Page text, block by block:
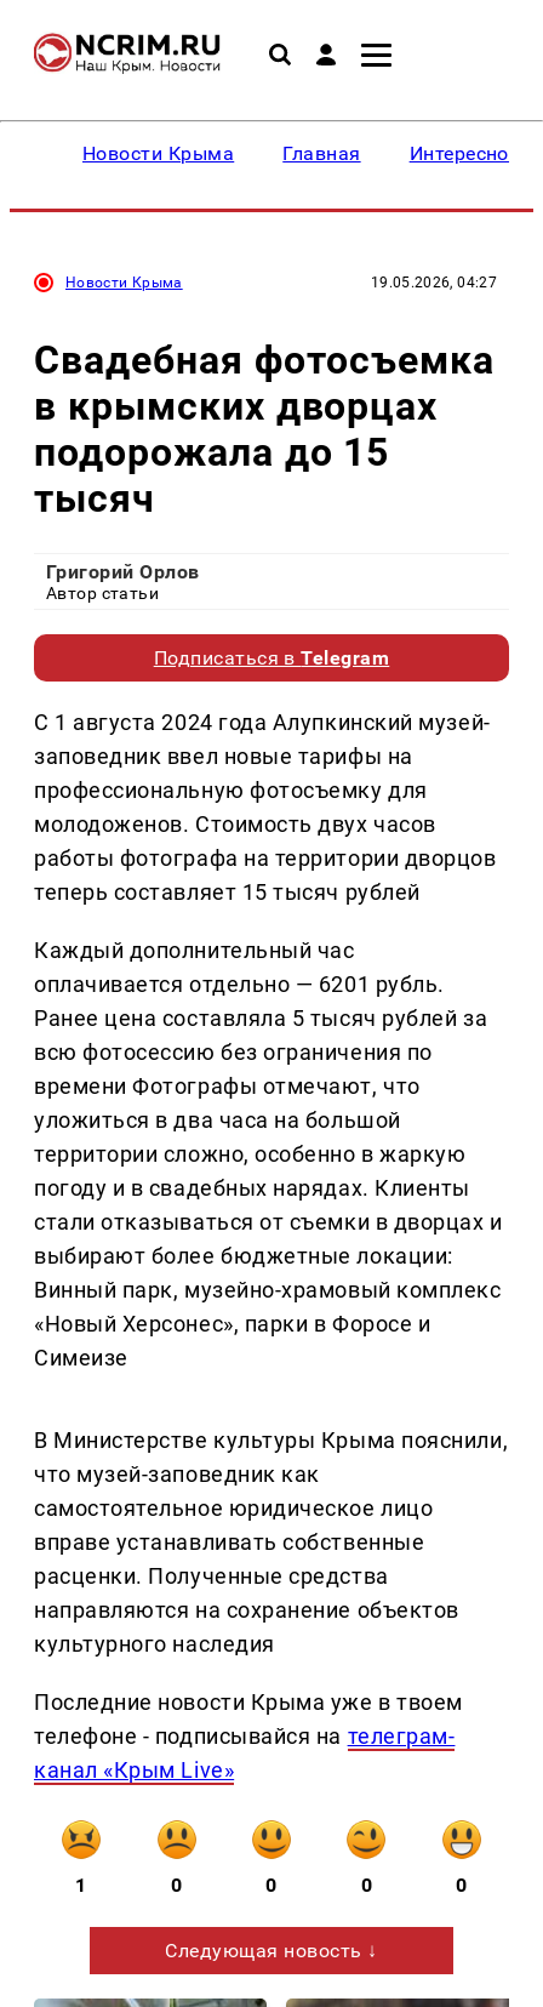
Новости Крыма Главная Интересное
Новости Крыма 19.05.2026, 04:27
Свадебная фотосъемка
в крымских дворцах
подорожала до 15
тысяч
Григорий Орлов
Автор статьи
Подписаться вTelegram
С 1 августа 2024 года Алупкинский музей-
заповедник ввел новые тарифы на
профессиональную фотосъемку для
молодоженов. Стоимость двух часов
работы фотографа на территории дворцов
теперь составляет 15 тысяч рублей
Каждый дополнительный час
оплачивается отдельно — 6201 рубль.
Ранее цена составляла 5 тысяч рублей за
всю фотосессию без ограничения по
времени Фотографы отмечают, что
уложиться в два часа на большой
территории сложно, особенно в жаркую
погоду и в свадебных нарядах. Клиенты
стали отказываться от съемки в дворцах и
выбирают более бюджетные локации:
Винный парк, музейно-храмовый комплекс
«Новый Херсонес», парки в Форосе и
Симеизе
В Министерстве культуры Крыма пояснили,
что музей-заповедник как
самостоятельное юридическое лицо
вправе устанавливать собственные
расценки. Полученные средства
направляются на сохранение объектов
культурного наследия
Последние новости Крыма уже в твоем
телефоне - подписывайся на телеграм-
канал «Крым Live»
1 0 0 0 0
Следующая новость ↓